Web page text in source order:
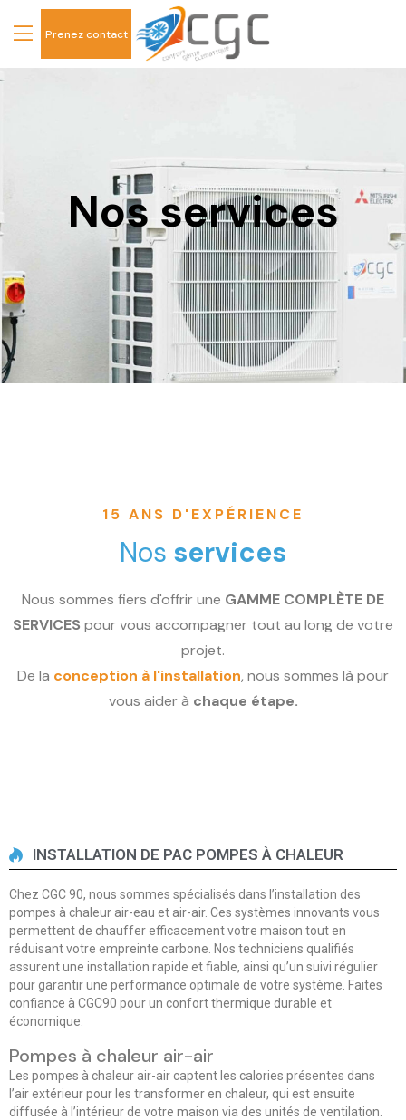
Prenez contact
Nos services
15 ANS D'EXPÉRIENCE
Nos services
Nous sommes fiers d'offrir une GAMME COMPLÈTE DE
SERVICES pour vous accompagner tout au long de votre
projet.
De la conception à l'installation, nous sommes là pour
vous aider à chaque étape.
INSTALLATION DE PAC POMPES À CHALEUR
Chez CGC 90, nous sommes spécialisés dans l’installation des
pompes à chaleur air-eau et air-air. Ces systèmes innovants vous
permettent de chauffer efficacement votre maison tout en
réduisant votre empreinte carbone. Nos techniciens qualifiés
assurent une installation rapide et fiable, ainsi qu’un suivi régulier
pour garantir une performance optimale de votre système. Faites
confiance à CGC90 pour un confort thermique durable et
économique.
Pompes à chaleur air-air
Les pompes à chaleur air-air captent les calories présentes dans
l’air extérieur pour les transformer en chaleur, qui est ensuite
diffusée à l’intérieur de votre maison via des unités de ventilation.